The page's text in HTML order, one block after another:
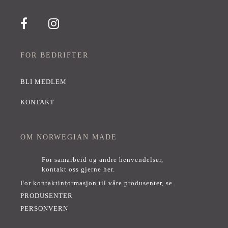
FOR BEDRIFTER
BLI MEDLEM
KONTAKT
OM NORWEGIAN MADE
For samarbeid og andre henvendelser,
kontakt oss gjerne her.
For kontaktinformasjon til våre produsenter, se
PRODUSENTER
PERSONVERN